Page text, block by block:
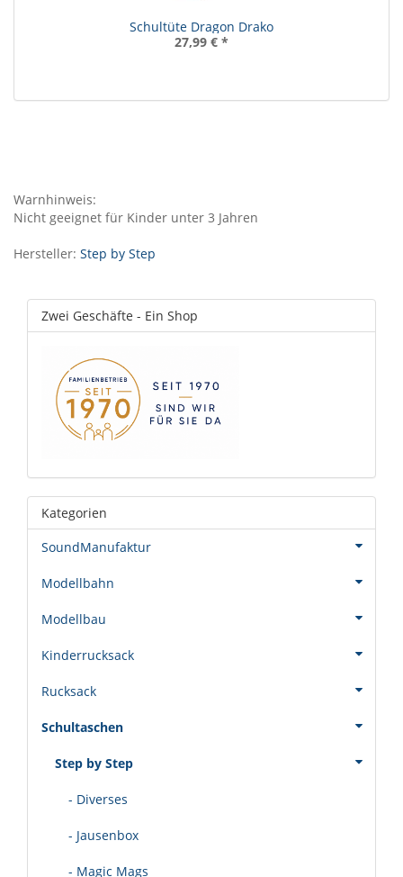
Schultüte Dragon Drako
27,99 € *
Warnhinweis:
Nicht geeignet für Kinder unter 3 Jahren
Hersteller: Step by Step
Zwei Geschäfte - Ein Shop
Kategorien
SoundManufaktur
Modellbahn
Modellbau
Kinderrucksack
Rucksack
Schultaschen
Step by Step
- Diverses
- Jausenbox
- Magic Mags